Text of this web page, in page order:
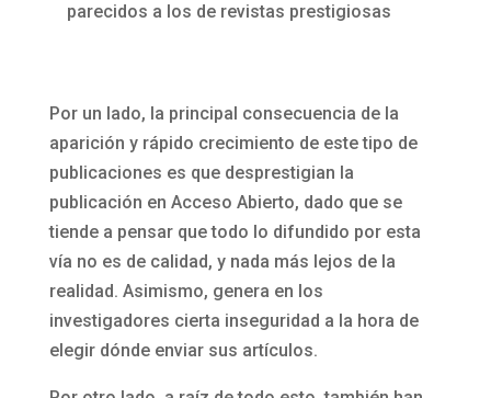
parecidos a los de revistas prestigiosas
Por un lado, la principal consecuencia de la
aparición y rápido crecimiento de este tipo de
publicaciones es que desprestigian la
publicación en Acceso Abierto, dado que se
tiende a pensar que todo lo difundido por esta
vía no es de calidad, y nada más lejos de la
realidad. Asimismo, genera en los
investigadores cierta inseguridad a la hora de
elegir dónde enviar sus artículos.